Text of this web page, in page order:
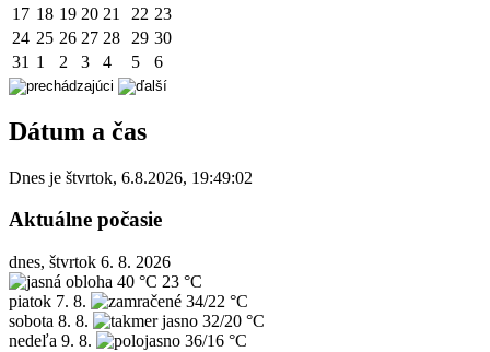
17 18 19 20 21 22 23
24 25 26 27 28 29 30
31 1 2 3 4 5 6
Dátum a čas
Dnes je štvrtok, 6.8.2026, 19:49:02
Aktuálne počasie
dnes, štvrtok 6. 8. 2026
40 °C 23 °C
piatok 7. 8.
34/22 °C
sobota 8. 8.
32/20 °C
nedeľa 9. 8. 36/16 °C